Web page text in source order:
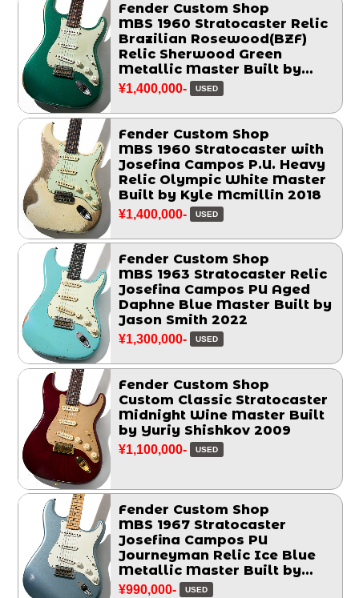
Fender Custom Shop
MBS 1960 Stratocaster Relic
Brazilian Rosewood(BZF)
Relic Sherwood Green
Metallic Master Built by
Chris Fleming 2006
¥1,400,000- USED
Fender Custom Shop
MBS 1960 Stratocaster with
Josefina Campos P.U. Heavy
Relic Olympic White Master
Built by Kyle Mcmillin 2018
¥1,400,000- USED
Fender Custom Shop
MBS 1963 Stratocaster Relic
Josefina Campos PU Aged
Daphne Blue Master Built by
Jason Smith 2022
¥1,300,000- USED
Fender Custom Shop
Custom Classic Stratocaster
Midnight Wine Master Built
by Yuriy Shishkov 2009
¥1,100,000- USED
Fender Custom Shop
MBS 1967 Stratocaster
Josefina Campos PU
Journeyman Relic Ice Blue
Metallic Master Built by
Greg Fessler 2017
¥990,000- USED